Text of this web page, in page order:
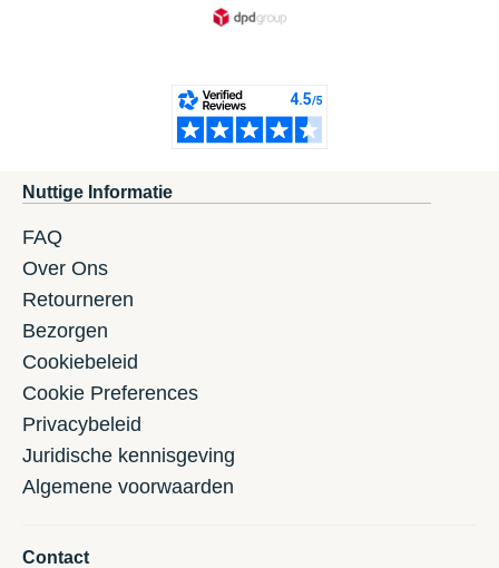
Nuttige Informatie
FAQ
Over Ons
Retourneren
Bezorgen
Cookiebeleid
Cookie Preferences
Privacybeleid
Juridische kennisgeving
Algemene voorwaarden
Contact